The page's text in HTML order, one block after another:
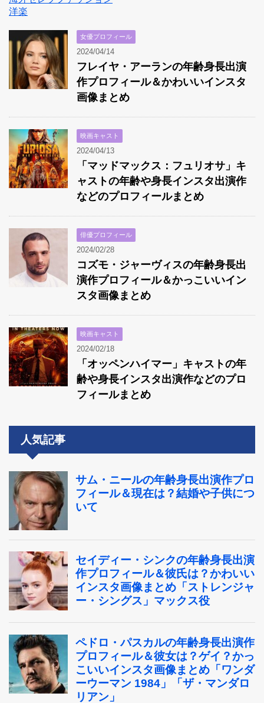
洋楽
女優プロフィール
2024/04/14
フレイヤ・アーランの年齢身長出演
作プロフィール＆かわいいインスタ
画像まとめ
映画キャスト
2024/04/13
「マッドマックス：フュリオサ」キ
ャストの年齢や身長インスタ出演作
などのプロフィールまとめ
俳優プロフィール
2024/02/28
コズモ・ジャーヴィスの年齢身長出
演作プロフィール＆かっこいいイン
スタ画像まとめ
映画キャスト
2024/02/18
「オッペンハイマー」キャストの年
齢や身長インスタ出演作などのプロ
フィールまとめ
人気記事